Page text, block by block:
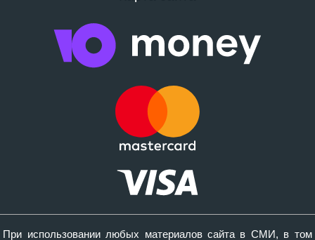
При использовании любых материалов сайта в СМИ, в том